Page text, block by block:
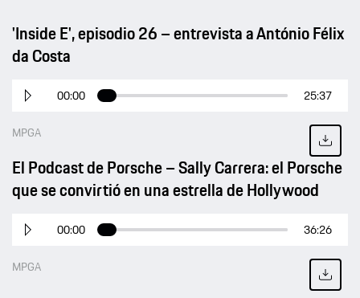
'Inside E', episodio 26 – entrevista a António Félix
da Costa
El Podcast de Porsche – Sally Carrera: el Porsche
que se convirtió en una estrella de Hollywood